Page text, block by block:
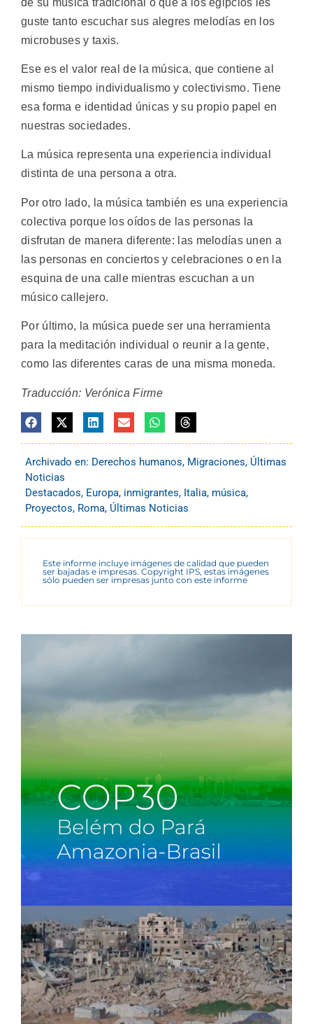
guste tanto escuchar sus alegres melodías en los
microbuses y taxis.
Ese es el valor real de la música, que contiene al
mismo tiempo individualismo y colectivismo. Tiene
esa forma e identidad únicas y su propio papel en
nuestras sociedades.
La música representa una experiencia individual
distinta de una persona a otra.
Por otro lado, la música también es una experiencia
colectiva porque los oídos de las personas la
disfrutan de manera diferente: las melodías unen a
las personas en conciertos y celebraciones o en la
esquina de una calle mientras escuchan a un
músico callejero.
Por último, la música puede ser una herramienta
para la meditación individual o reunir a la gente,
como las diferentes caras de una misma moneda.
Traducción: Verónica Firme
Archivado en: Derechos humanos, Migraciones, Últimas
Noticias
Destacados, Europa, inmigrantes, Italia, música,
Proyectos, Roma, Últimas Noticias
Este informe incluye imágenes de calidad que pueden
ser bajadas e impresas. Copyright IPS, estas imágenes
sólo pueden ser impresas junto con este informe